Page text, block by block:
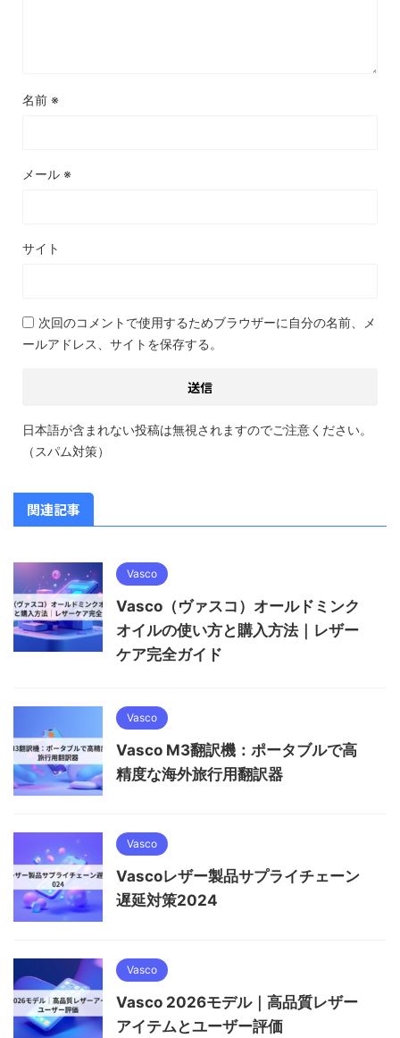
名前 ※
メール ※
サイト
次回のコメントで使用するためブラウザーに自分の名前、メ
ールアドレス、サイトを保存する。
日本語が含まれない投稿は無視されますのでご注意ください。
（スパム対策）
関連記事
Vasco
Vasco（ヴァスコ）オールドミンク
オイルの使い方と購入方法｜レザー
ケア完全ガイド
Vasco
Vasco M3翻訳機：ポータブルで高
精度な海外旅行用翻訳器
Vasco
Vascoレザー製品サプライチェーン
遅延対策2024
Vasco
Vasco 2026モデル｜高品質レザー
アイテムとユーザー評価